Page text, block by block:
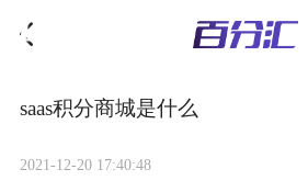
saas积分商城是什么
2021-12-20 17:40:48